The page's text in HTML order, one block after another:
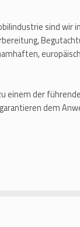
sind wir
einem der
dem